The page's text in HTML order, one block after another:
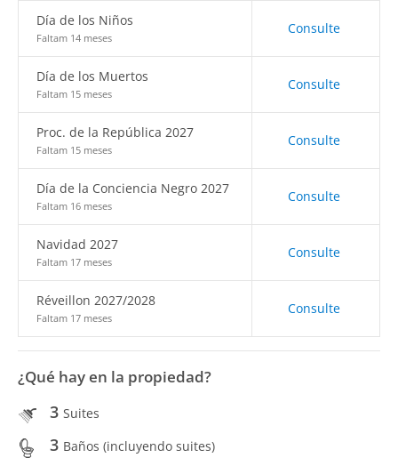
Día de los Niños
Faltam 14 meses
Consulte
Día de los Muertos
Faltam 15 meses
Consulte
Proc. de la República 2027
Faltam 15 meses
Consulte
Día de la Conciencia Negro 2027
Faltam 16 meses
Consulte
Navidad 2027
Faltam 17 meses
Consulte
Réveillon 2027/2028
Faltam 17 meses
Consulte
¿Qué hay en la propiedad?
3 Suites
3 Baños (incluyendo suites)